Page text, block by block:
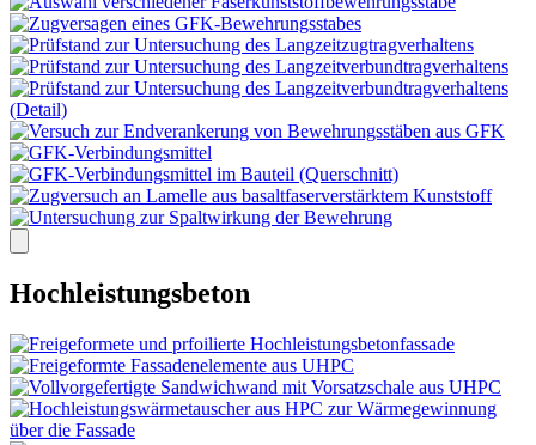
Hochleistungsbeton